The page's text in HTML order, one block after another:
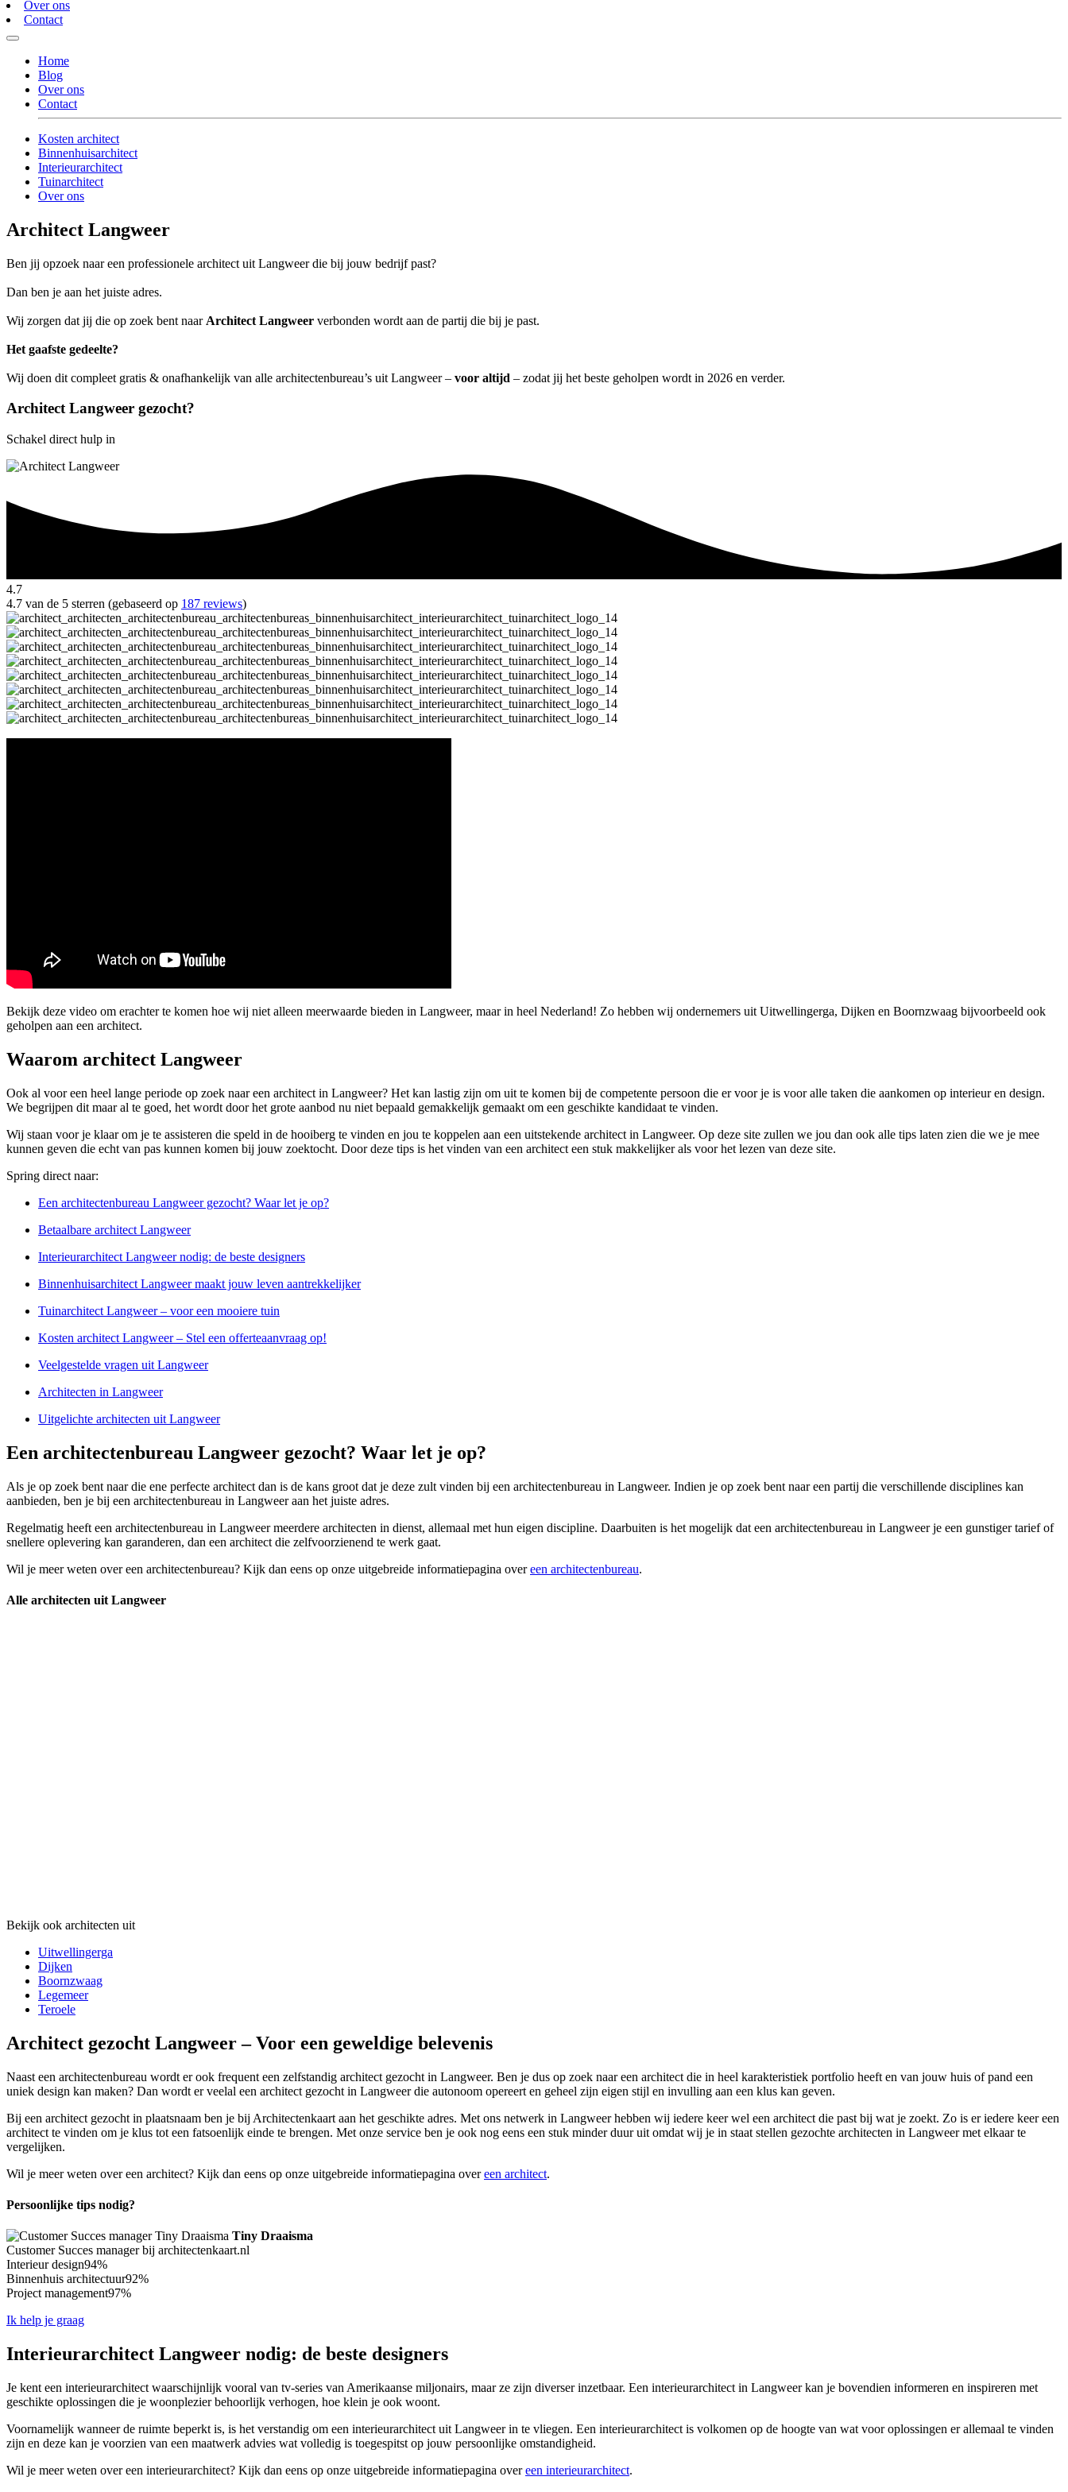
Over ons
Contact
Home
Blog
Over ons
Contact
Kosten architect
Binnenhuisarchitect
Interieurarchitect
Tuinarchitect
Over ons
Architect Langweer
Ben jij opzoek naar een professionele architect uit Langweer die bij jouw bedrijf past?
Dan ben je aan het juiste adres.
Wij zorgen dat jij die op zoek bent naar Architect Langweer verbonden wordt aan de partij die bij je past.
Het gaafste gedeelte?
Wij doen dit compleet gratis & onafhankelijk van alle architectenbureau’s uit Langweer – voor altijd – zodat jij het beste geholpen wordt in 2026 en verder.
Architect Langweer gezocht?
Schakel direct hulp in
4.7
4.7 van de 5 sterren (gebaseerd op 187 reviews)
Bekijk deze video om erachter te komen hoe wij niet alleen meerwaarde bieden in Langweer, maar in heel Nederland! Zo hebben wij ondernemers uit Uitwellingerga, Dijken en Boornzwaag bijvoorbeeld ook
geholpen aan een architect.
Waarom architect Langweer
Ook al voor een heel lange periode op zoek naar een architect in Langweer? Het kan lastig zijn om uit te komen bij de competente persoon die er voor je is voor alle taken die aankomen op interieur en design.
We begrijpen dit maar al te goed, het wordt door het grote aanbod nu niet bepaald gemakkelijk gemaakt om een geschikte kandidaat te vinden.
Wij staan voor je klaar om je te assisteren die speld in de hooiberg te vinden en jou te koppelen aan een uitstekende architect in Langweer. Op deze site zullen we jou dan ook alle tips laten zien die we je mee
kunnen geven die echt van pas kunnen komen bij jouw zoektocht. Door deze tips is het vinden van een architect een stuk makkelijker als voor het lezen van deze site.
Spring direct naar:
Een architectenbureau Langweer gezocht? Waar let je op?
Betaalbare architect Langweer
Interieurarchitect Langweer nodig: de beste designers
Binnenhuisarchitect Langweer maakt jouw leven aantrekkelijker
Tuinarchitect Langweer – voor een mooiere tuin
Kosten architect Langweer – Stel een offerteaanvraag op!
Veelgestelde vragen uit Langweer
Architecten in Langweer
Uitgelichte architecten uit Langweer
Een architectenbureau Langweer gezocht? Waar let je op?
Als je op zoek bent naar die ene perfecte architect dan is de kans groot dat je deze zult vinden bij een architectenbureau in Langweer. Indien je op zoek bent naar een partij die verschillende disciplines kan
aanbieden, ben je bij een architectenbureau in Langweer aan het juiste adres.
Regelmatig heeft een architectenbureau in Langweer meerdere architecten in dienst, allemaal met hun eigen discipline. Daarbuiten is het mogelijk dat een architectenbureau in Langweer je een gunstiger tarief of
snellere oplevering kan garanderen, dan een architect die zelfvoorzienend te werk gaat.
Wil je meer weten over een architectenbureau? Kijk dan eens op onze uitgebreide informatiepagina overeen architectenbureau.
Alle architecten uit Langweer
Bekijk ook architecten uit
Uitwellingerga
Dijken
Boornzwaag
Legemeer
Teroele
Architect gezocht Langweer – Voor een geweldige belevenis
Naast een architectenbureau wordt er ook frequent een zelfstandig architect gezocht in Langweer. Ben je dus op zoek naar een architect die in heel karakteristiek portfolio heeft en van jouw huis of pand een
uniek design kan maken? Dan wordt er veelal een architect gezocht in Langweer die autonoom opereert en geheel zijn eigen stijl en invulling aan een klus kan geven.
Bij een architect gezocht in plaatsnaam ben je bij Architectenkaart aan het geschikte adres. Met ons netwerk in Langweer hebben wij iedere keer wel een architect die past bij wat je zoekt. Zo is er iedere keer een
architect te vinden om je klus tot een fatsoenlijk einde te brengen. Met onze service ben je ook nog eens een stuk minder duur uit omdat wij je in staat stellen gezochte architecten in Langweer met elkaar te
vergelijken.
Wil je meer weten over een architect? Kijk dan eens op onze uitgebreide informatiepagina overeen architect.
Persoonlijke tips nodig?
Tiny Draaisma
Customer Succes manager bij architectenkaart.nl
Interieur design94%
Binnenhuis architectuur92%
Project management97%
Ik help je graag
Interieurarchitect Langweer nodig: de beste designers
Je kent een interieurarchitect waarschijnlijk vooral van tv-series van Amerikaanse miljonairs, maar ze zijn diverser inzetbaar. Een interieurarchitect in Langweer kan je bovendien informeren en inspireren met
geschikte oplossingen die je woonplezier behoorlijk verhogen, hoe klein je ook woont.
Voornamelijk wanneer de ruimte beperkt is, is het verstandig om een interieurarchitect uit Langweer in te vliegen. Een interieurarchitect is volkomen op de hoogte van wat voor oplossingen er allemaal te vinden
zijn en deze kan je voorzien van een maatwerk advies wat volledig is toegespitst op jouw persoonlijke omstandigheid.
Wil je meer weten over een interieurarchitect? Kijk dan eens op onze uitgebreide informatiepagina overeen interieurarchitect.